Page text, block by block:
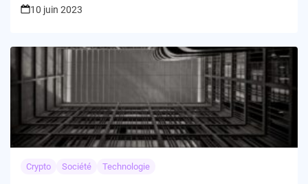
10 juin 2023
Crypto Société Technologie